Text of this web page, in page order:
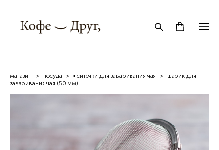
магазин > посуда > ▪ ситечки для заваривания чая >
шарик для
заваривания чая (50 мм)